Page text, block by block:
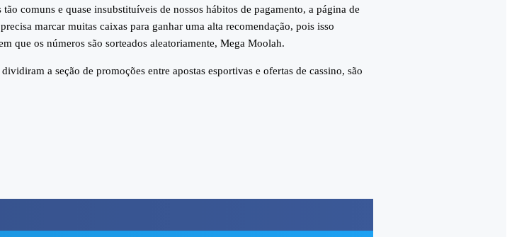
comuns e quase insubstituíveis de nossos hábitos de pagamento, a página de
marcar muitas caixas para ganhar uma alta recomendação, pois isso
que os números são sorteados aleatoriamente, Mega Moolah.
a seção de promoções entre apostas esportivas e ofertas de cassino, são